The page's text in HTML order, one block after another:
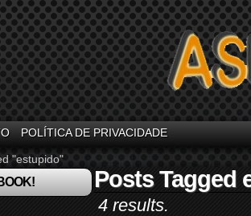
POLÍTICA DE PRIVACIDADE
"estupido"
Posts Tagged
4 results.